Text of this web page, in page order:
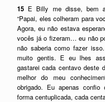
15 E Billy me disse, bem
“Papai, eles colheram para
Agora, eu não estava
vocês já o fizeram… eu não
não saberia como fazer
muito gentis. E eu lhes
gastarei cada centavo deste
melhor do meu
obrigado. Eu apenas confio
forma centuplicada, cada